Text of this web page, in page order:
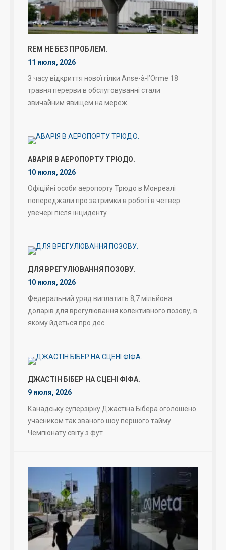
REM НЕ БЕЗ ПРОБЛЕМ.
11 июля, 2026
З часу відкриття нової гілки Anse-à-l’Orme 18
травня перерви в обслуговуванні стали
звичайним явищем на мереж
АВАРІЯ В АЕРОПОРТУ ТРЮДО.
10 июля, 2026
Офіційні особи аеропорту Трюдо в Монреалі
попереджали про затримки в роботі в четвер
увечері після інциденту
ДЛЯ ВРЕГУЛЮВАННЯ ПОЗОВУ.
10 июля, 2026
Федеральний уряд виплатить 8,7 мільйона
доларів для врегулювання колективного позову, в
якому йдеться про дес
ДЖАСТІН БІБЕР НА СЦЕНІ ФІФА.
9 июля, 2026
Канадську суперзірку Джастіна Бібера оголошено
учасником так званого шоу першого тайму
Чемпіонату світу з фут